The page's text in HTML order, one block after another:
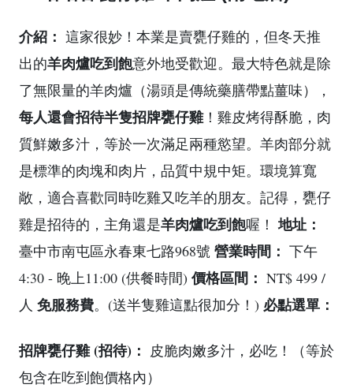
介紹： 這家很妙！本業是賣甕仔雞的，但冬天推
出的羊肉爐吃到飽意外地受歡迎。最大特色就是除
了無限量的羊肉爐（湯頭是傳統藥膳帶點薑味），
每人還會招待半隻招牌甕仔雞！雞皮烤得酥脆，肉
質鮮嫩多汁，等於一次滿足兩種慾望。羊肉部分就
是標準的肉塊和肉片，品質中規中矩。環境算寬
敞，適合喜歡同時吃雞又吃羊的朋友。記得，甕仔
雞是招待的，主角還是羊肉爐吃到飽喔！地址：
臺中市南屯區永春東七路968號 營業時間： 下午
4:30 - 晚上11:00 (供餐時間) 價格區間： NT$ 499 /
人 免服務費。(送半隻雞這點很加分！) 必點選單：
招牌甕仔雞 (招待)： 皮脆肉嫩多汁，必吃！（等於
包含在吃到飽價格內）